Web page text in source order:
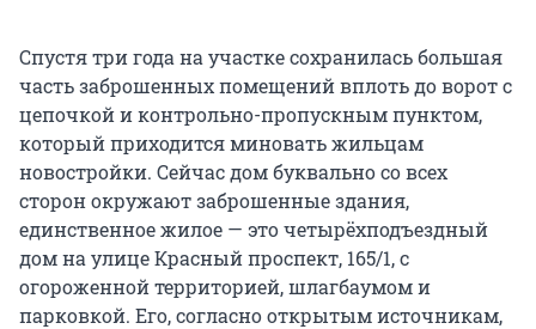
Спустя три года на участке сохранилась большая
часть заброшенных помещений вплоть до ворот с
цепочкой и контрольно-пропускным пунктом,
который приходится миновать жильцам
новостройки. Сейчас дом буквально со всех
сторон окружают заброшенные здания,
единственное жилое — это четырёхподъездный
дом на улице Красный проспект, 165/1, с
огороженной территорией, шлагбаумом и
парковкой. Его, согласно открытым источникам,